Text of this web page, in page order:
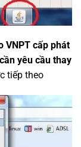
VNPT cấp phát
cần yêu cầu thay
tiếp theo